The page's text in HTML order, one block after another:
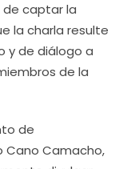
captar la
la charla resulte
y de diálogo a
de la
de
Cano Camacho,